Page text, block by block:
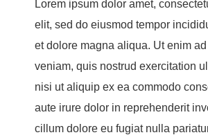
Lorem ipsum dolor amet,
elit, sed do eiusmod tempor
et dolore magna aliqua. Ut enim
veniam, quis nostrud exercitation
nisi ut aliquip ex ea commodo
aute irure dolor in reprehenderit
cillum dolore eu fugiat nulla